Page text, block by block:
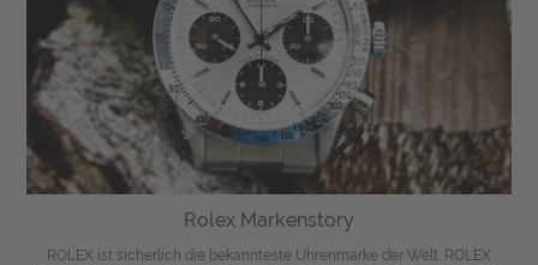
Rolex Markenstory
ROLEX ist sicherlich die bekannteste Uhrenmarke der Welt. ROLEX